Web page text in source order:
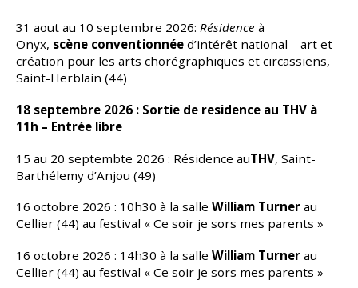
31 aout au 10 septembre 2026: Résidence à
Onyx, scène conventionnée d’intérêt national – art et
création pour les arts chorégraphiques et circassiens,
Saint-Herblain (44)
18 septembre 2026 : Sortie de residence au THV à
11h – Entrée libre
15 au 20 septembte 2026 : Résidence auTHV, Saint-
Barthélemy d’Anjou (49)
16 octobre 2026 : 10h30 à la salle William Turner au
Cellier (44) au festival « Ce soir je sors mes parents »
16 octobre 2026 : 14h30 à la salle William Turner au
Cellier (44) au festival « Ce soir je sors mes parents »